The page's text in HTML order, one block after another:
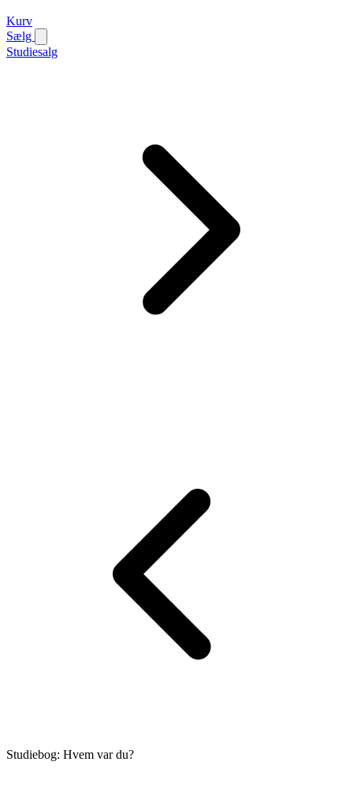
Kurv
Sælg
Studiesalg
Studiebog: Hvem var du?